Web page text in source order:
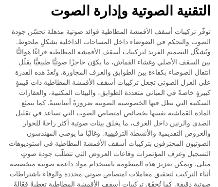
التقنية الصوتية وإدارة الصوت
توفّر تركيبات أسقف الأقمشة المطاطية فوائد صوتية مذهلة تحسّن جودة
الصوت والتحكم في الضوضاء داخل المساحات الداخلية بشكلٍ ملحوظ.
ويُشكّل التصميم الفريد لتركيبات أسقف الأقمشة المطاطية فراغًا هوائيًّا
بين السقف الأصلي وغشاء القماش، ما يكوّن حاجزًا صوتيًّا طبيعيًّا يقلّل
انتقال الضوضاء بكفاءة بين الطوابق والغرف المجاورة. وتُعدّ هذه القدرة
على العزل الصوتي تجعل تركيبات أسقف الأقمشة المطاطية ذات قيمةٍ
كبيرةٍ خاصةً في المباني متعددة الطوابق، والبيئات المكتبية، والعقارات
السكنية التي تظل فيها الخصوصية الصوتية ضرورةً أساسيةً. كما تتمتّع
المادة القماشية نفسها بخصائص امتصاص الصوت التي تساعد في تقليل
الصدى والرنين داخل الغرف، ما يخلق بيئات صوتية أكثر راحةً للحوار
والعروض التقديمية والأنشطة الترفيهية. وغالبًا ما يوصي المهندسون
الصوتيون المحترفون بتركيبات أسقف الأقمشة المطاطية في استوديوهات
التسجيل وغرف المؤتمرات وقاعات العروض التي تتطلّب جودة صوتٍ
مثلى. ويمكن تعزيز هذه المنظومة باستخدام مواد داعمة صوتية متخصصة
أثناء التركيب لتحقيق معاملات امتصاص صوتي محددة والوفاء باشتراطات
صوتية دقيقة. كما تُحقّق تركيبات أسقف الأقمشة المطاطية تغطيةً فعّالةً